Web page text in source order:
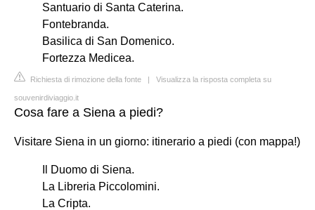
Santuario di Santa Caterina.
Fontebranda.
Basilica di San Domenico.
Fortezza Medicea.
Richiesta di rimozione della fonte | Visualizza la risposta completa su
souvenirdiviaggio.it
Cosa fare a Siena a piedi?
Visitare Siena in un giorno: itinerario a piedi (con mappa!)
Il Duomo di Siena.
La Libreria Piccolomini.
La Cripta.